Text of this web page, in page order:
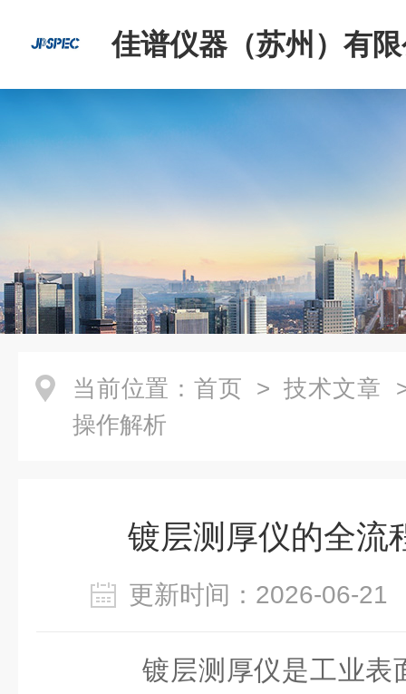
佳谱仪器（苏州）有
当前位置： 首页 > 技术文章
操作解析
镀层测厚仪的全流
更新时间：2026-06-
镀层测厚仪是工业表